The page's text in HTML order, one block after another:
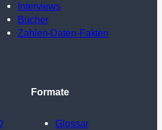
Interviews
Bücher
Zahlen-Daten-Fakten
Formate
Glossar